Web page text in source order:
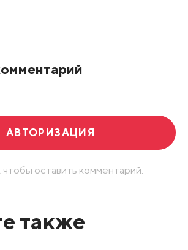
АВТОРИЗАЦИЯ
оставить комментарий.
также